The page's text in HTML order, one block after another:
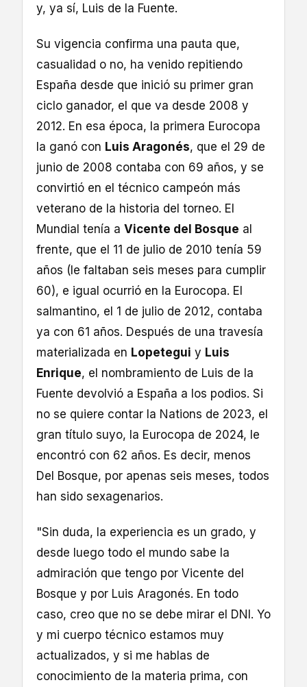
y, ya sí, Luis de la Fuente.
Su vigencia confirma una pauta que,
casualidad o no, ha venido repitiendo
España desde que inició su primer gran
ciclo ganador, el que va desde 2008 y
2012. En esa época, la primera Eurocopa
la ganó con Luis Aragonés, que el 29 de
junio de 2008 contaba con 69 años, y se
convirtió en el técnico campeón más
veterano de la historia del torneo. El
Mundial tenía a Vicente del Bosque al
frente, que el 11 de julio de 2010 tenía 59
años (le faltaban seis meses para cumplir
60), e igual ocurrió en la Eurocopa. El
salmantino, el 1 de julio de 2012, contaba
ya con 61 años. Después de una travesía
materializada en Lopetegui y Luis
Enrique, el nombramiento de Luis de la
Fuente devolvió a España a los podios. Si
no se quiere contar la Nations de 2023, el
gran título suyo, la Eurocopa de 2024, le
encontró con 62 años. Es decir, menos
Del Bosque, por apenas seis meses, todos
han sido sexagenarios.
"Sin duda, la experiencia es un grado, y
desde luego todo el mundo sabe la
admiración que tengo por Vicente del
Bosque y por Luis Aragonés. En todo
caso, creo que no se debe mirar el DNI. Yo
y mi cuerpo técnico estamos muy
actualizados, y si me hablas de
conocimiento de la materia prima, con